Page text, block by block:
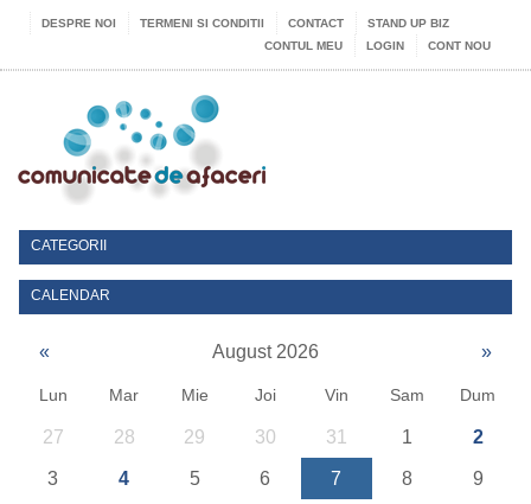
DESPRE NOI TERMENI SI CONDITII CONTACT
STAND UP BIZ
CONTUL MEU
LOGIN CONT NOU
CATEGORII
CALENDAR
« August 2026 »
Lun Mar Mie Joi Vin Sam Dum
27 28 29 30 31 1 2
3 4 5 6 7 8 9